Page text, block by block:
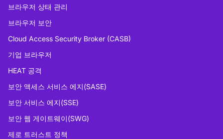
브라우저 상태 관리
브라우저 보안
Cloud Access Security Broker (CASB)
기업 브라우저
HEAT 공격
보안 액세스 서비스 에지(SASE)
보안 서비스 에지(SSE)
보안 웹 게이트웨이(SWG)
제로 트러스트 정책